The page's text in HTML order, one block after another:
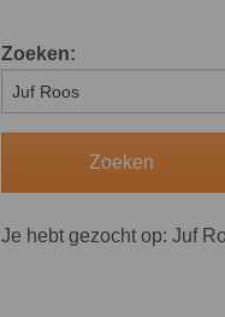
Zoeken:
Je hebt gezocht op: Juf